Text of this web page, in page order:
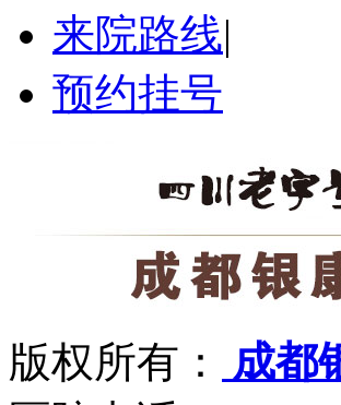
来院路线|
预约挂号
版权所有：
成都